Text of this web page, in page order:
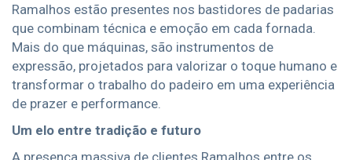
Ramalhos estão presentes nos bastidores de padarias
que combinam técnica e emoção em cada fornada.
Mais do que máquinas, são instrumentos de
expressão, projetados para valorizar o toque humano e
transformar o trabalho do padeiro em uma experiência
de prazer e performance.
Um elo entre tradição e futuro